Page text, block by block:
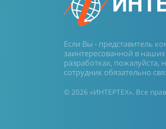
Если Вы - представитель
заинтересованной в
разработках,
сотрудник обязательно
© 2026 «ИНТЕРТЕХ». Все